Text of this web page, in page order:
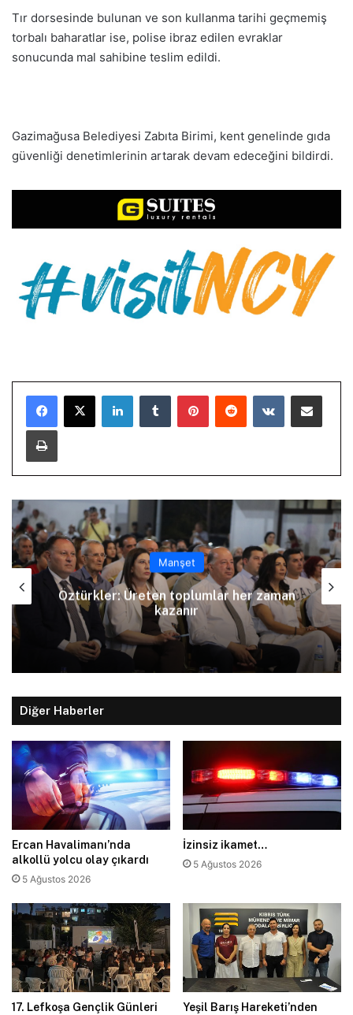
Tır dorsesinde bulunan ve son kullanma tarihi geçmemiş
torbalı baharatlar ise, polise ibraz edilen evraklar
sonucunda mal sahibine teslim edildi.
Gazimağusa Belediyesi Zabıta Birimi, kent genelinde gıda
güvenliği denetimlerinin artarak devam edeceğini bildirdi.
LinkedInTumblr PinterestReddit VKontakteE-Posta ile paylaş
Yazdır
Manşet
Arıklı, YDP’nin Lefkoşa Türk Belediyesi
Başkan Adayını açıkladı
Diğer Haberler
Ercan Havalimanı’nda
alkollü yolcu olay çıkardı
5 Ağustos 2026
İzinsiz ikamet…
5 Ağustos 2026
17. Lefkoşa Gençlik Günleri
Yeşil Barış Hareketi’nden